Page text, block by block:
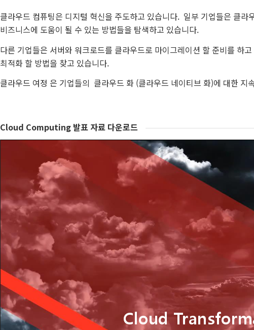
클라우드 컴퓨팅은 디지털 혁신을 주도하고 있습니다. 일부 기업들은 클라
비즈니스에 도움이 될 수 있는 방법들을 탐색하고 있습니다.
다른 기업들은 서버와 워크로드를 클라우드로 마이그레이션 할 준비를 하
최적화 할 방법을 찾고 있습니다.
클라우드 여정 은 기업들의 클라우드 화 (클라우드 네이티브 화)에 대한 지
Cloud Computing 발표 자료 다운로드